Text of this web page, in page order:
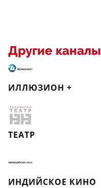
Другие каналы
ИЛЛЮЗИОН +
ТЕАТР
ИНДИЙСКОЕ КИНО